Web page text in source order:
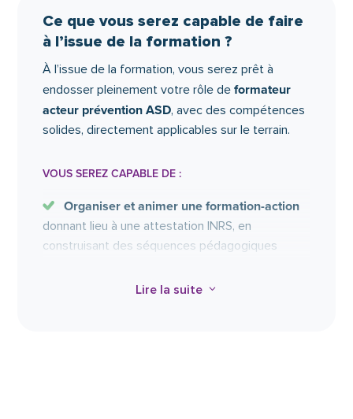
Assurer l’organisation d’une session.
Assurer la gestion administrative d’une
session.
Ce que vous serez capable de faire
à l’issue de la formation ?
À l’issue de la formation, vous serez prêt à
endosser pleinement votre rôle deformateur
acteur prévention ASD, avec des compétences
solides, directement applicables sur le terrain.
VOUS SEREZ CAPABLE DE :
Organiser et animer une formation-action
donnant lieu à une attestation INRS, en
construisant des séquences pédagogiques
professionnels du soin à domicile.
Lire la suite 3